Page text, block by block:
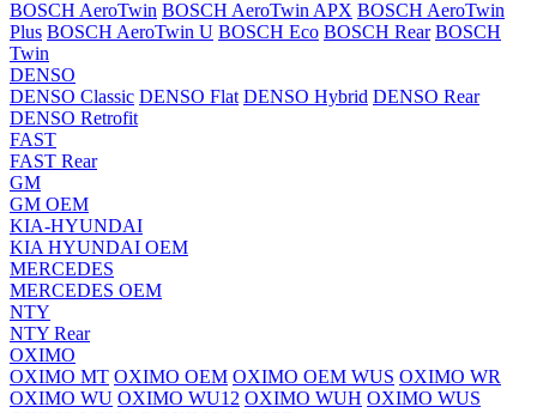
BOSCH AeroTwin BOSCH AeroTwin APX BOSCH AeroTwin
Plus BOSCH AeroTwin U BOSCH Eco BOSCH Rear BOSCH
Twin
DENSO
DENSO Classic DENSO Flat DENSO Hybrid DENSO Rear
DENSO Retrofit
FAST
FAST Rear
GM
GM OEM
KIA-HYUNDAI
KIA HYUNDAI OEM
MERCEDES
MERCEDES OEM
NTY
NTY Rear
OXIMO
OXIMO MT OXIMO OEM OXIMO OEM WUS OXIMO WR
OXIMO WU OXIMO WU12 OXIMO WUH OXIMO WUS